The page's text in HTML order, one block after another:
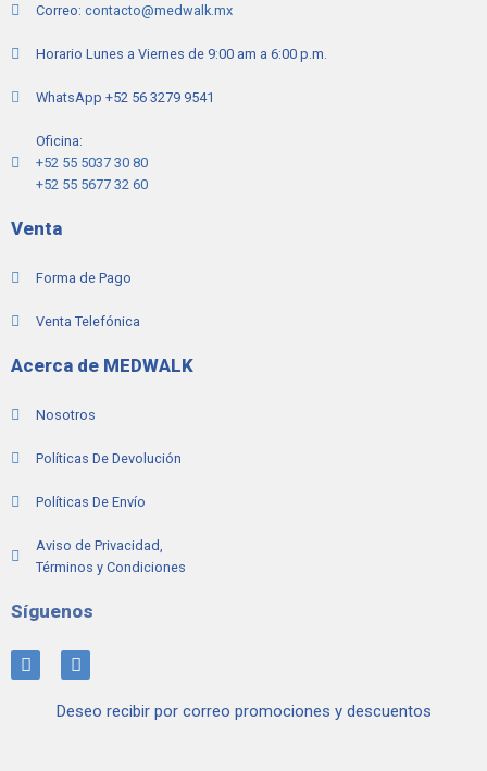
Correo: contacto@medwalk.mx
Horario Lunes a Viernes de 9:00 am a 6:00 p.m.
WhatsApp +52 56 3279 9541
Oficina:
+52 55 5037 30 80
+52 55 5677 32 60
Venta
Forma de Pago
Venta Telefónica
Acerca de MEDWALK
Nosotros
Políticas De Devolución
Políticas De Envío
Aviso de Privacidad,
Términos y Condiciones
Síguenos
I
n
F
a
e
Deseo recibir por correo promociones y descuentos